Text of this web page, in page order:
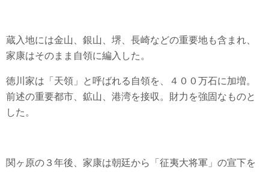
蔵入地には金山、銀山、堺、長崎などの重要地も含まれ、
家康はそのまま自領に編入した。
徳川家は「天領」と呼ばれる自領を、４００万石に加増。
前述の重要都市、鉱山、港湾を接収。財力を強固なものと
した。
関ヶ原の３年後、家康は朝廷から「征夷大将軍」の宣下を